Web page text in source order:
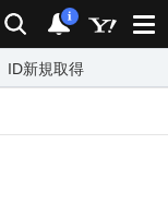
検索 通知
i
ID新規取得